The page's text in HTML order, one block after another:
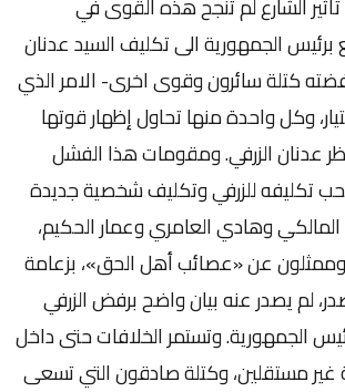
الجمهورية الى تكليف السيد عدنان
كتلة سائرون وقوى اخرى- الامر الذي
وكل واحدة منها تحاول إظهار قوتها
عدنان الزرفي. ومقومات هذا الفشل
تكليفه للزرفي وتكليف شخصية جديدة
وهادي العامري وعمار الحكيم،
وممثلون عن «عصائب أهل الحق»، بزعامة
لم يصدر عنه بيان واضح برفض الزرفي
الجمهورية. وتستمر الخلافات حتى داخل
غير مستقلين، وكتلة صادقون التي تسعى